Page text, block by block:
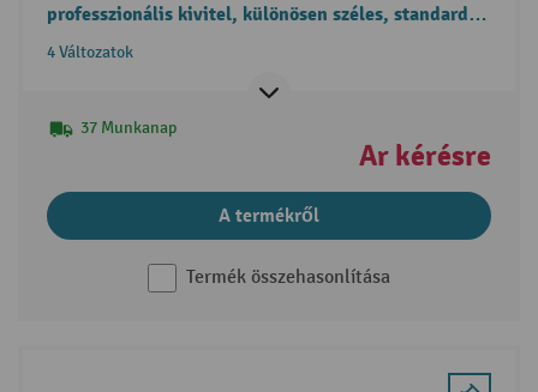
professzionális kivitel, különösen széles, standard
villával
4 Változatok
37 Munkanap
Ár kérésre
A termékről
Termék összehasonlítása